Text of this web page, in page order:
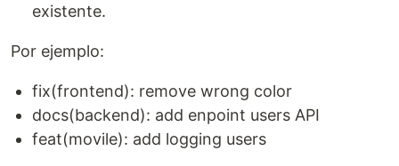
existente.
Por ejemplo:
fix(frontend): remove wrong color
docs(backend): add enpoint users API
feat(movile): add logging users